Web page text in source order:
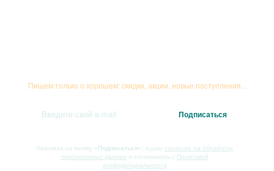
Пишем только о хорошем: скидки, акции, новые поступления...
Нажимая на кнопку «Подписаться» , я даю согласие на обработку
персональных данных и соглашаюсь с Политикой
конфиденциальности